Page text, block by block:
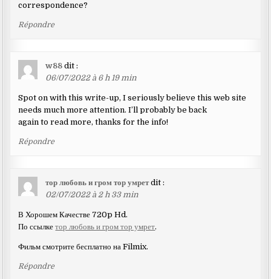
correspondence?
Répondre
w88 dit :
06/07/2022 à 6 h 19 min
Spot on with this write-up, I seriously believe this web site
needs much more attention. I’ll probably be back
again to read more, thanks for the info!
Répondre
тор любовь и гром тор умрет dit :
02/07/2022 à 2 h 33 min
В Хорошем Качестве 720p Hd.
По ссылкетор любовь и гром тор умрет.
Фильм смотрите бесплатно на Filmix.
Répondre